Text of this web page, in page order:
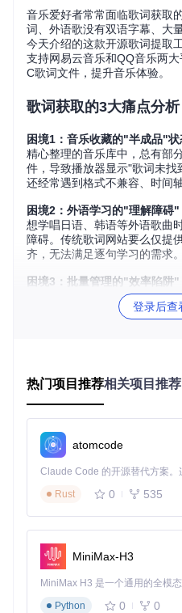
音乐爱好者常常面临歌词获取
词、外语歌没有双语字幕、大
今天介绍的这款开源歌词提取
支持网易云音乐和QQ音乐两
C歌词文件，提升音乐体验。
歌词获取的3大痛点分析
困境1：音乐收藏的"半成品"状
精心整理的音乐库中，总有部
件，导致播放器显示"歌词未找
还经常遇到格式不兼容、时间
困境2：外语学习的"理解障碍"
想学唱日语、韩语等外语歌曲
障碍。传统歌词网站要么仅提
齐，无法满足逐句学习的需求。
困境3：批量管理的"效率陷阱"
当音乐收藏超过100首时，手
更换设备或重新整理音乐库时
跨平台歌词提取：一次搜索双平
工具最大优势在于同时支持网
多个平台间切换。通过智能
歌词，包括原文、译文和精确
操作流程简单三步：
在顶部平台选择栏切换网
输入歌曲信息（支持歌名
从搜索结果中选择匹配项
图：歌词提取工具主界面，展
平台切换与高级配置
登录后查
热门项目推荐相关项目推荐
atomcode
Rust
0 535
MiniMax-H3
Python
0 0